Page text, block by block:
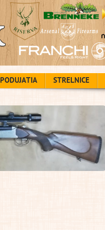
PODUJATIA STRELNICE